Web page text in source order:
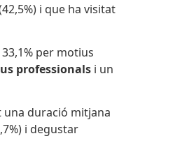
i que ha visitat
per motius
professionals i un
una duració mitjana
i degustar